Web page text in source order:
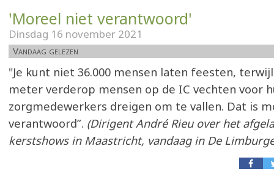
'Moreel niet verantwoord'
Dinsdag 16 november 2021
Vandaag gelezen
"Je kunt niet 36.000 mensen laten feesten,
meter verderop mensen op de IC vechten voor
zorgmedewerkers dreigen om te vallen. Dat is
verantwoord”. (Dirigent André Rieu over het
kerstshows in Maastricht, vandaag in De